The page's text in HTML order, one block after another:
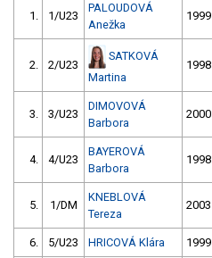
1. 1/U23
PALOUDOVÁ
Anežka
1999
2. 2/U23
SATKOVÁ
Martina
1998
3. 3/U23
DIMOVOVÁ
Barbora
2000
4. 4/U23
BAYEROVÁ
Barbora
1998
5. 1/DM
KNEBLOVÁ
Tereza
2003
6. 5/U23 HRICOVÁ Klára 1999